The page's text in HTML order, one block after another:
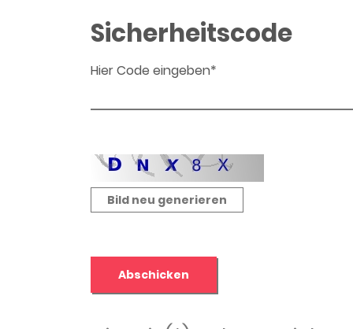
Sicherheitscode
Hier Code eingeben*